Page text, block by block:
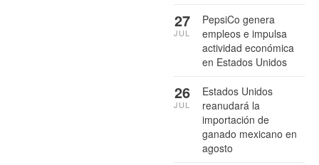
PepsiCo genera
empleos e impulsa
actividad económica
en Estados Unidos
27
JUL
Estados Unidos
reanudará la
importación de
ganado mexicano en
agosto
26
JUL